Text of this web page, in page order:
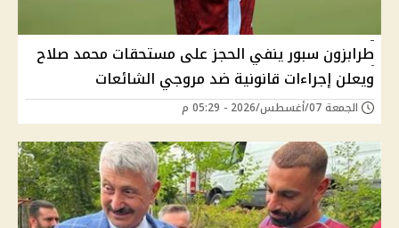
طرابزون سبور ينفي الحجز على مستحقات محمد صلاح
ويعلن إجراءات قانونية ضد مروجي الشائعات
الجمعة 07/أغسطس/2026 - 05:29 م